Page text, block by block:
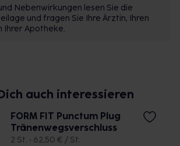
Nebenwirkungen lesen Sie die
und fragen Sie Ihre Ärztin, Ihren
Ihrer Apotheke.
auch interessieren
FORM FIT Punctum Plug
Tränenwegsverschluss
2 St. • 62,50 € / St.